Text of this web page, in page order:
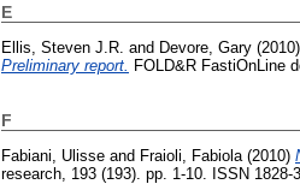
E
Ellis, Steven J.R. and Devore, Gary (2010)
Preliminary report.
FOLD&R FastiOnLine
F
Fabiani, Ulisse and Fraioli, Fabiola (2010)
research, 193 (193). pp. 1-10. ISSN 1828-